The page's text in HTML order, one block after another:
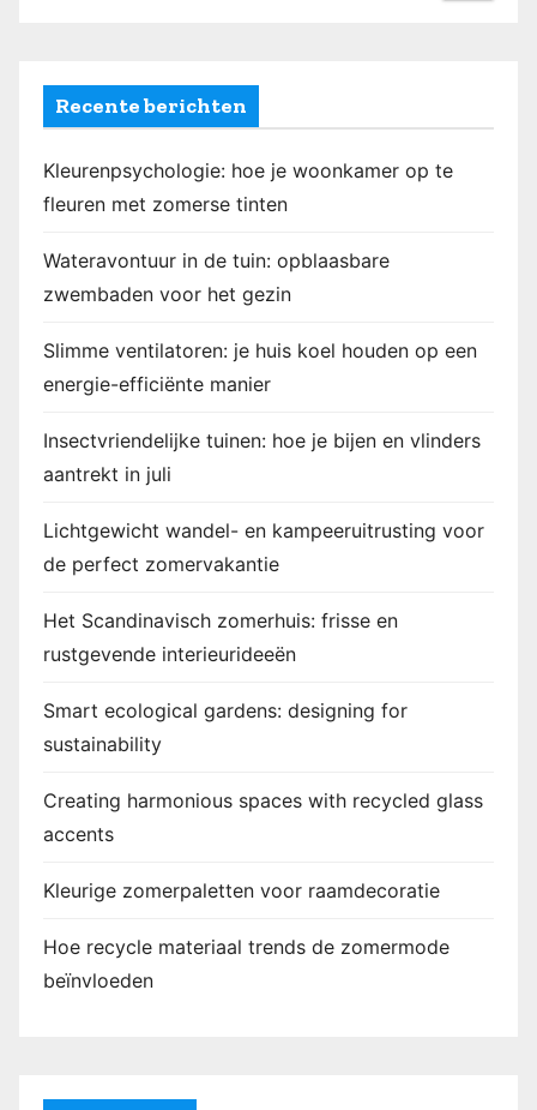
Recente berichten
Kleurenpsychologie: hoe je woonkamer op te
fleuren met zomerse tinten
Wateravontuur in de tuin: opblaasbare
zwembaden voor het gezin
Slimme ventilatoren: je huis koel houden op een
energie-efficiënte manier
Insectvriendelijke tuinen: hoe je bijen en vlinders
aantrekt in juli
Lichtgewicht wandel- en kampeeruitrusting voor
de perfect zomervakantie
Het Scandinavisch zomerhuis: frisse en
rustgevende interieurideeën
Smart ecological gardens: designing for
sustainability
Creating harmonious spaces with recycled glass
accents
Kleurige zomerpaletten voor raamdecoratie
Hoe recycle materiaal trends de zomermode
beïnvloeden